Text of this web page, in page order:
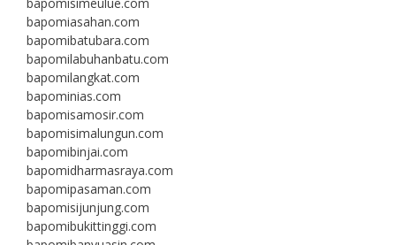
bapomisimeulue.com
bapomiasahan.com
bapomibatubara.com
bapomilabuhanbatu.com
bapomilangkat.com
bapominias.com
bapomisamosir.com
bapomisimalungun.com
bapomibinjai.com
bapomidharmasraya.com
bapomipasaman.com
bapomisijunjung.com
bapomibukittinggi.com